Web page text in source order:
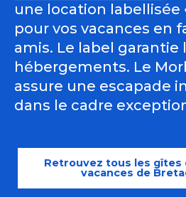
une location labellisée
pour vos vacances en
amis. Le label garantie
hébergements. Le
assure une escapade
dans le cadre
Retrouvez tous les gîtes
vacances de